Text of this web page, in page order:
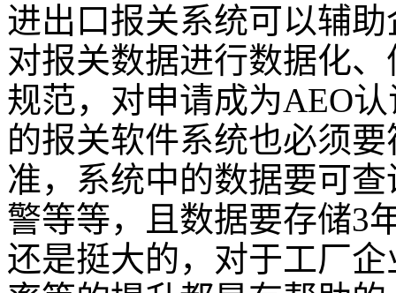
进出口报关系统可以辅
对报关数据进行数据化
规范，对申请成为AEO
的报关软件系统也必须
准，系统中的数据要可
警等等，且数据要存储3
还是挺大的，对于工厂